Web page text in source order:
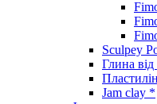
Sculpey
Глина
Jam clay *